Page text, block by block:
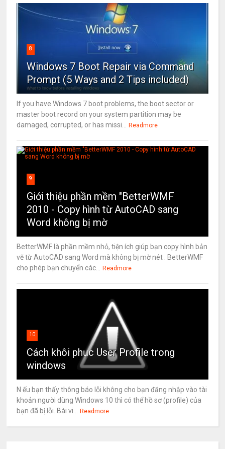
8
Windows 7 Boot Repair via Command
Prompt (5 Ways and 2 Tips included)
If you have Windows 7 boot problems, the boot sector or
master boot record on your system partition may be
damaged, corrupted, or has missi... Readmore
9
Giới thiệu phần mềm "BetterWMF
2010 - Copy hình từ AutoCAD sang
Word không bị mờ
BetterWMF là phần mềm nhỏ, tiện ích giúp bạn copy hình bản
vẽ từ AutoCAD sang Word mà không bị mờ nét . BetterWMF
cho phép bạn chuyển các... Readmore
10
Cách khôi phục User Profile trong
windows
N ếu bạn thấy thông báo lỗi không cho bạn đăng nhập vào tài
khoản người dùng Windows 10 thì có thể hồ sơ (profile) của
bạn đã bị lỗi. Bài vi... Readmore